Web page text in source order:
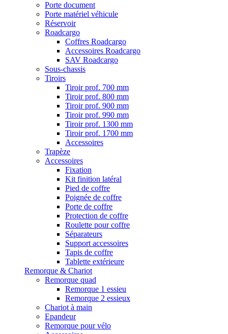
Porte document
Porte matériel véhicule
Réservoir
Roadcargo
Coffres Roadcargo
Accessoires Roadcargo
SAV Roadcargo
Sous-chassis
Tiroirs
Tiroir prof. 700 mm
Tiroir prof. 800 mm
Tiroir prof. 900 mm
Tiroir prof. 990 mm
Tiroir prof. 1300 mm
Tiroir prof. 1700 mm
Accessoires
Trapèze
Accessoires
Fixation
Kit finition latéral
Pied de coffre
Poignée de coffre
Porte de coffre
Protection de coffre
Roulette pour coffre
Séparateurs
Support accessoires
Tapis de coffre
Tablette extérieure
Remorque & Chariot
Remorque quad
Remorque 1 essieu
Remorque 2 essieux
Chariot à main
Epandeur
Remorque pour vélo